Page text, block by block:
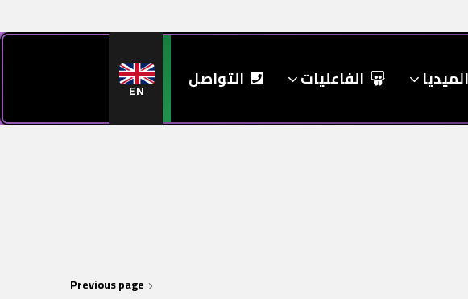
الميديا الفاعليات التواصل EN
Previous page